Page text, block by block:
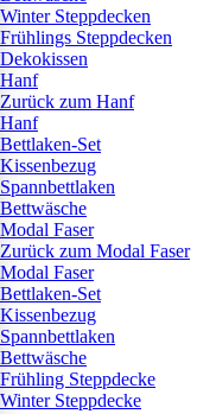
Winter Steppdecken
Frühlings Steppdecken
Dekokissen
Hanf
Zurück zum Hanf
Hanf
Bettlaken-Set
Kissenbezug
Spannbettlaken
Bettwäsche
Modal Faser
Zurück zum Modal Faser
Modal Faser
Bettlaken-Set
Kissenbezug
Spannbettlaken
Bettwäsche
Frühling Steppdecke
Winter Steppdecke